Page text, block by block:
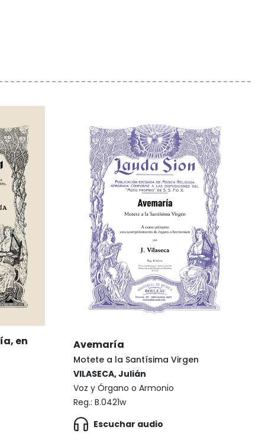
en
Avemaría
Motete a la Santísima Virgen
VILASECA, Julián
Voz y Órgano o Armonio
Reg.: B.0421w
Escuchar audio